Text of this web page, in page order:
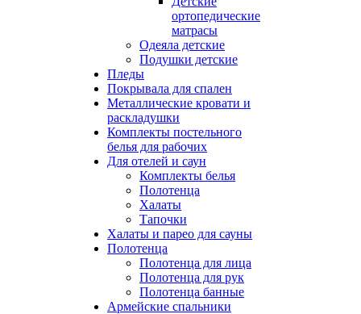
ортопедические
матрасы
Одеяла детские
Подушки детские
Пледы
Покрывала для спален
Металлические кровати и
раскладушки
Комплекты постельного
белья для рабочих
Для отелей и саун
Комплекты белья
Полотенца
Халаты
Тапочки
Халаты и парео для сауны
Полотенца
Полотенца для лица
Полотенца для рук
Полотенца банные
Армейские спальники